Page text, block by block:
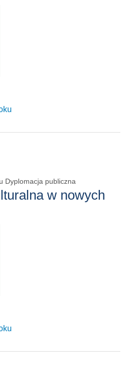
Dyplomacja publiczna
w nowych